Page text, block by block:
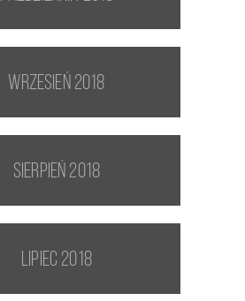
wrzesień 2018
sierpień 2018
lipiec 2018